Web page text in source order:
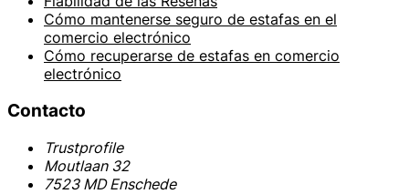
Cómo mantenerse seguro de estafas en el
comercio electrónico
Cómo recuperarse de estafas en comercio
electrónico
Contacto
Trustprofile
Moutlaan 32
7523 MD Enschede